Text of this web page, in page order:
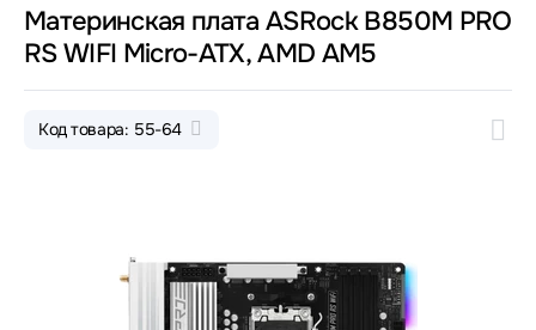
Материнская плата ASRock B850M PRO
RS WIFI Micro-ATX, AMD AM5
Код товара: 55-64